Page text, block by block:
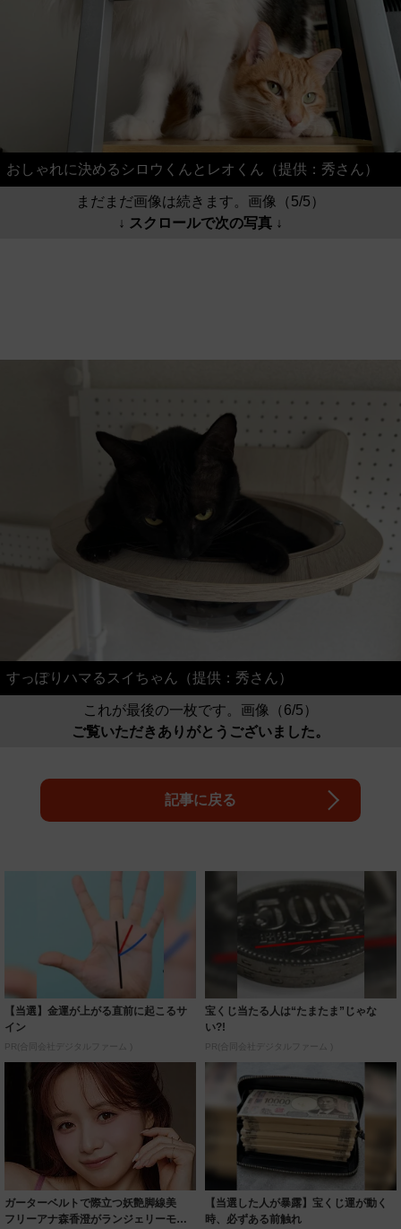
おしゃれに決めるシロウくんとレオくん（提供：秀さん）
まだまだ画像は続きます。画像（5/5）
↓ スクロールで次の写真 ↓
すっぽりハマるスイちゃん（提供：秀さん）
これが最後の一枚です。画像（6/5）
ご覧いただきありがとうございました。
記事に戻る
【当選】金運が上がる直前に起こるサ
イン
PR(合同会社デジタルファーム )
宝くじ当たる人は“たまたま”じゃな
い?!
PR(合同会社デジタルファーム )
ガーターベルトで際立つ妖艶脚線美
フリーアナ森香澄がランジェリーモデ
【当選した人が暴露】宝くじ運が動く
時、必ずある前触れ